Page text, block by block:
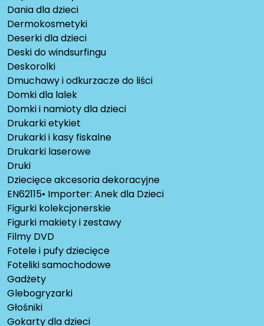
Dania dla dzieci
Dermokosmetyki
Deserki dla dzieci
Deski do windsurfingu
Deskorolki
Dmuchawy i odkurzacze do liści
Domki dla lalek
Domki i namioty dla dzieci
Drukarki etykiet
Drukarki i kasy fiskalne
Drukarki laserowe
Druki
Dziecięce akcesoria dekoracyjne
EN62115• Importer: Anek dla Dzieci
Figurki kolekcjonerskie
Figurki makiety i zestawy
Filmy DVD
Fotele i pufy dziecięce
Foteliki samochodowe
Gadżety
Glebogryzarki
Głośniki
Gokarty dla dzieci